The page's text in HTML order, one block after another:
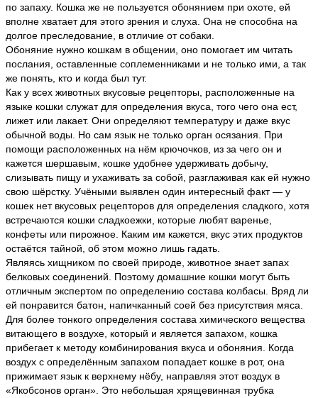
по запаху. Кошка же не пользуется обонянием при охоте, ей
вполне хватает для этого зрения и слуха. Она не способна на
долгое преследование, в отличие от собаки.
Обоняние нужно кошкам в общении, оно помогает им читать
послания, оставленные соплеменниками и не только ими, а так
же понять, кто и когда был тут.
Как у всех животных вкусовые рецепторы, расположенные на
языке кошки служат для определения вкуса, того чего она ест,
лижет или лакает. Они определяют температуру и даже вкус
обычной воды. Но сам язык не только орган осязания. При
помощи расположенных на нём крючочков, из за чего он и
кажется шершавым, кошке удобнее удерживать добычу,
слизывать пищу и ухаживать за собой, разглаживая как ей нужно
свою шёрстку. Учёными выявлен один интересный факт — у
кошек нет вкусовых рецепторов для определения сладкого, хотя
встречаются кошки сладкоежки, которые любят варенье,
конфеты или пирожное. Каким им кажется, вкус этих продуктов
остаётся тайной, об этом можно лишь гадать.
Являясь хищником по своей природе, животное знает запах
белковых соединений. Поэтому домашние кошки могут быть
отличным экспертом по определению состава колбасы. Вряд ли
ей понравится батон, напичканный соей без присутствия мяса.
Для более тонкого определения состава химического вещества
витающего в воздухе, который и является запахом, кошка
прибегает к методу комбинирования вкуса и обоняния. Когда
воздух с определённым запахом попадает кошке в рот, она
прижимает язык к верхнему нёбу, направляя этот воздух в
«Якобсонов орган». Это небольшая хрящевинная трубка